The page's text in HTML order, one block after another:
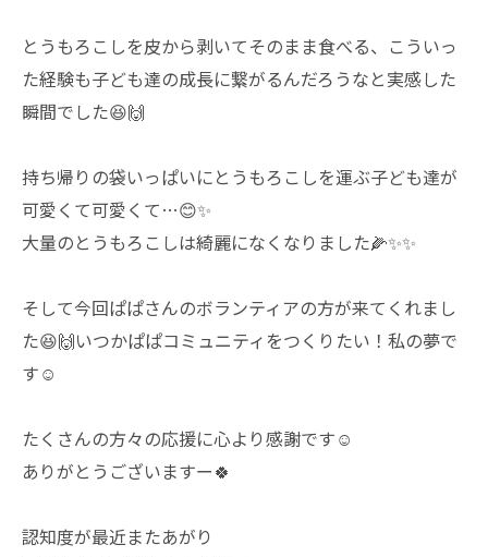
とうもろこしを皮から剥いてそのまま食べる、こういっ
た経験も子ども達の成長に繋がるんだろうなと実感した
瞬間でした😆🙌
持ち帰りの袋いっぱいにとうもろこしを運ぶ子ども達が
可愛くて可愛くて…😊✨
大量のとうもろこしは綺麗になくなりました🌽✨✨
そして今回ぱぱさんのボランティアの方が来てくれまし
た😆🙌いつかぱぱコミュニティをつくりたい！私の夢で
す☺️
たくさんの方々の応援に心より感謝です☺️
ありがとうございますー🍀
認知度が最近またあがり